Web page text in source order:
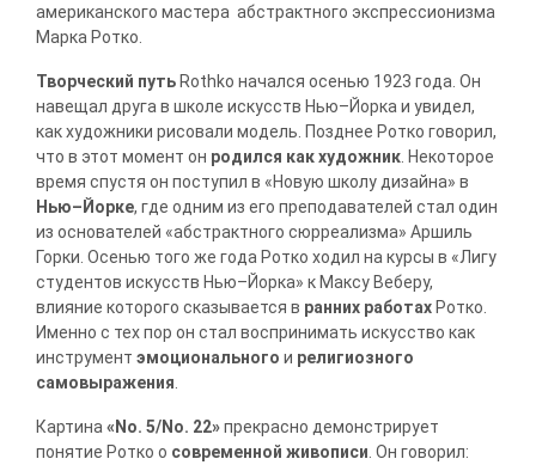
американского мастера абстрактного экспрессионизма
Марка Ротко.
Творческий путь Rothko начался осенью 1923 года. Он
навещал друга в школе искусств Нью–Йорка и увидел,
как художники рисовали модель. Позднее Ротко говорил,
что в этот момент он родился как художник . Некоторое
время спустя он поступил в «Новую школу дизайна» в
Нью–Йорке, где одним из его преподавателей стал один
из основателей «абстрактного сюрреализма» Аршиль
Горки. Осенью того же года Ротко ходил на курсы в «Лигу
студентов искусств Нью–Йорка» к Максу Веберу,
влияние которого сказывается в ранних работах Ротко.
Именно с тех пор он стал воспринимать искусство как
инструмент эмоционального и религиозного
самовыражения
Картина «No. 5/No. 22»прекрасно демонстрирует
понятие Ротко о современной живописи . Он говорил: